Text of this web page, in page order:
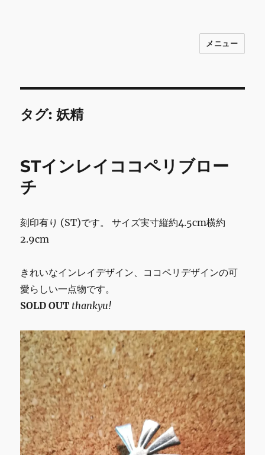
INNOCENCE ～日常に彩りを～ フ
物 etc販売 江戸川区瑞江
メニュー
タグ:妖精
STインレイココペリブロー
チ
刻印有り (ST)です。 サイズ実寸縦約4.5cm横約
2.9cm
きれいなインレイデザイン、ココペリデザインの可
愛らしい一点物です。
SOLD OUT thankyu!